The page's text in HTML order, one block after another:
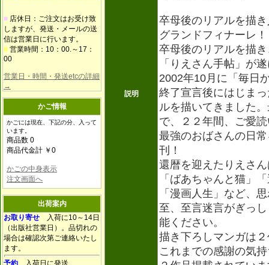
■ 店休日：ご注文はお受け致
しますが、発送・メールの送
信は営業日に行います。
■ 営業時間：10：00.～17：
00
営業日・時間・発送etcの詳細
→
かご情報
かごには現在、下記の分、入って
います。
商品数 0
商品代金計 ￥0
かごの中身表示
注文画面へ
出荷案内
お取り寄せ 入荷に10～14日
（出版社営業日）。品切れの
場合は確認次第ご連絡いたし
ます。
予約 入荷日に発送
説明
卒母後のリアルを描
グランドフィナーレ！
卒母後のリアルを描
「りえさん手帖」が
2002年10月に「毎日
終了宣言後にはじま
ルを描いてきました
で、２２年間、ご愛
最強のおばさんの日
刊！
還暦を迎えたりえさ
「ばあちゃんと猫」
「漫画人生」など、
至、至言迷言がぎっ
能ください。
描き下ろしマンガは
これまでの感謝の気